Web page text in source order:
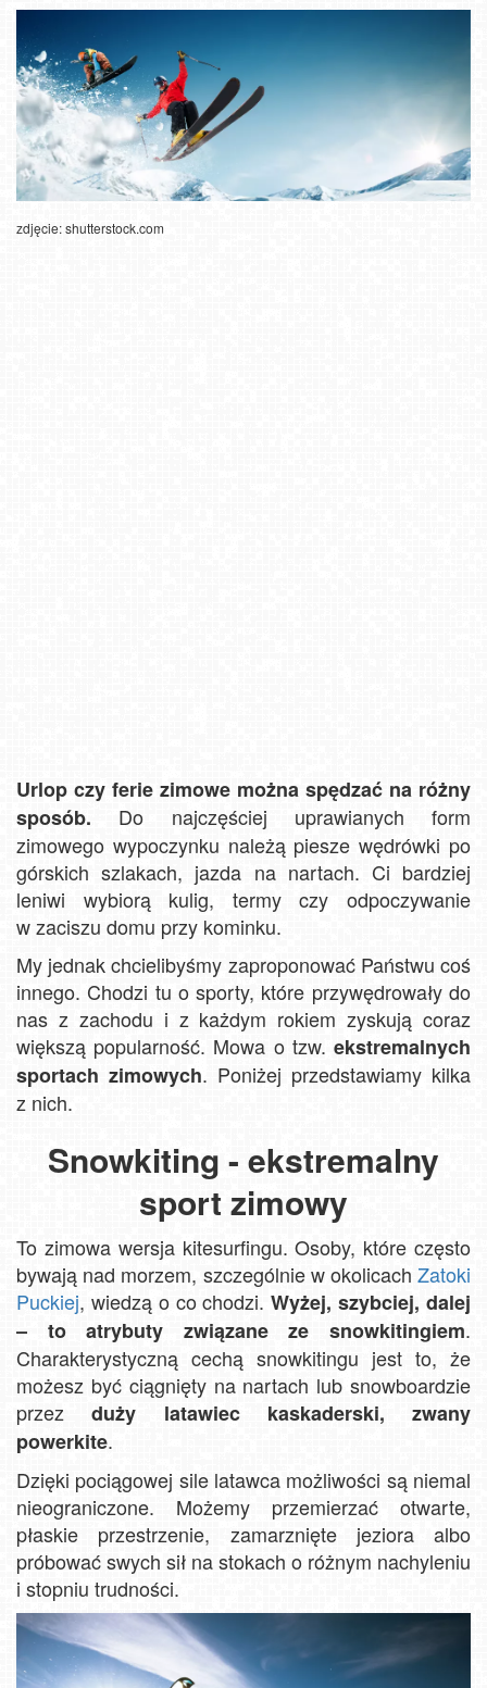
zdjęcie: shutterstock.com
Urlop czy ferie zimowe można spędzać na różny
sposób. Do najczęściej uprawianych form
zimowego wypoczynku należą piesze wędrówki po
górskich szlakach, jazda na nartach. Ci bardziej
leniwi wybiorą kulig, termy czy odpoczywanie
w zaciszu domu przy kominku.
My jednak chcielibyśmy zaproponować Państwu coś
innego. Chodzi tu o sporty, które przywędrowały do
nas z zachodu i z każdym rokiem zyskują coraz
większą popularność. Mowa o tzw. ekstremalnych
sportach zimowych. Poniżej przedstawiamy kilka
z nich.
Snowkiting - ekstremalny
sport zimowy
To zimowa wersja kitesurfingu. Osoby, które często
bywają nad morzem, szczególnie w okolicach Zatoki
Puckiej, wiedzą o co chodzi.Wyżej, szybciej, dalej
– to atrybuty związane ze snowkitingiem.
Charakterystyczną cechą snowkitingu jest to, że
możesz być ciągnięty na nartach lub snowboardzie
przezduży latawiec kaskaderski, zwany
powerkite.
Dzięki pociągowej sile latawca możliwości są niemal
nieograniczone. Możemy przemierzać otwarte,
płaskie przestrzenie, zamarznięte jeziora albo
próbować swych sił na stokach o różnym nachyleniu
i stopniu trudności.